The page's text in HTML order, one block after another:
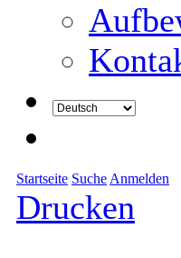
Startseite Suche Anmelden
Drucken